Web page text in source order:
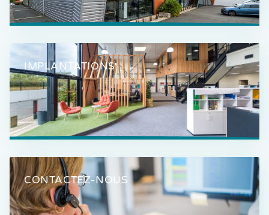
IMPLANTATIONS
CONTACTEZ-NOUS